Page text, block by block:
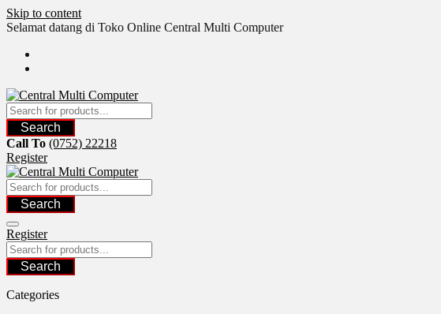
Skip to content
Selamat datang di Toko Online Central Multi Computer
Search
Call To (0752) 22218
Register
Search
Register
Search
Categories